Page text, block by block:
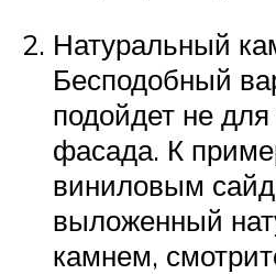
Натуральный
Бесподобный
подойдет не для
фасада. К
виниловым
выложенный
камнем,